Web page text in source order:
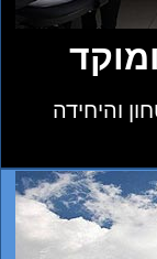
והיחידה